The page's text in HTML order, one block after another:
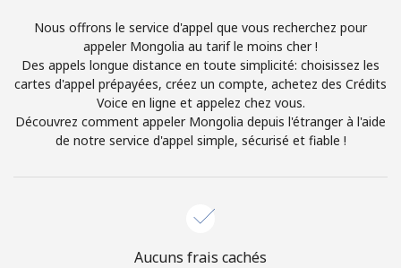
ou
Continue avec
Nous offrons le service d'appel que vous recherchez pour
appeler Mongolia au tarif le moins cher !
Des appels longue distance en toute simplicité: choisissez les
cartes d'appel prépayées, créez un compte, achetez des Crédits
Voice en ligne et appelez chez vous.
Découvrez comment appeler Mongolia depuis l'étranger à l'aide
de notre service d'appel simple, sécurisé et fiable !
Aucuns frais cachés